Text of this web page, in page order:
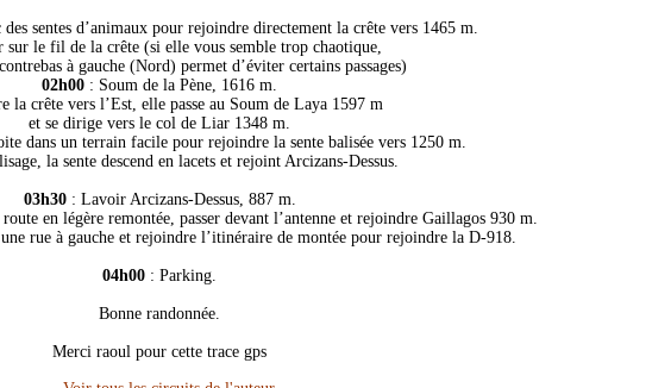
des sentes d’animaux pour rejoindre directement la crête vers 1465 m.
sur le fil de la crête (si elle vous semble trop chaotique,
à gauche (Nord) permet d’éviter certains passages)
02h00 : Soum de la Pène, 1616 m.
la crête vers l’Est, elle passe au Soum de Laya 1597 m
et se dirige vers le col de Liar 1348 m.
dans un terrain facile pour rejoindre la sente balisée vers 1250 m.
la sente descend en lacets et rejoint Arcizans-Dessus.
03h30: Lavoir Arcizans-Dessus, 887 m.
en légère remontée, passer devant l’antenne et rejoindre Gaillagos 930 m.
rue à gauche et rejoindre l’itinéraire de montée pour rejoindre la D-918.
04h00 : Parking.
Bonne randonnée.
Merci raoul pour cette trace gps